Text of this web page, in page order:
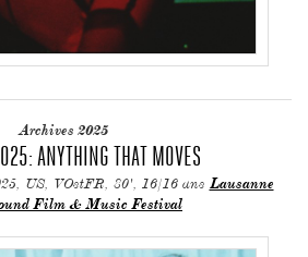
Archives 2025
ANYTHING THAT MOVES
US, VOstFR, 80', 16/16 ans Lausanne
Film & Music Festival